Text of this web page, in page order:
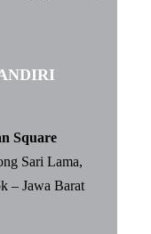
Square
Sari Lama,
– Jawa Barat